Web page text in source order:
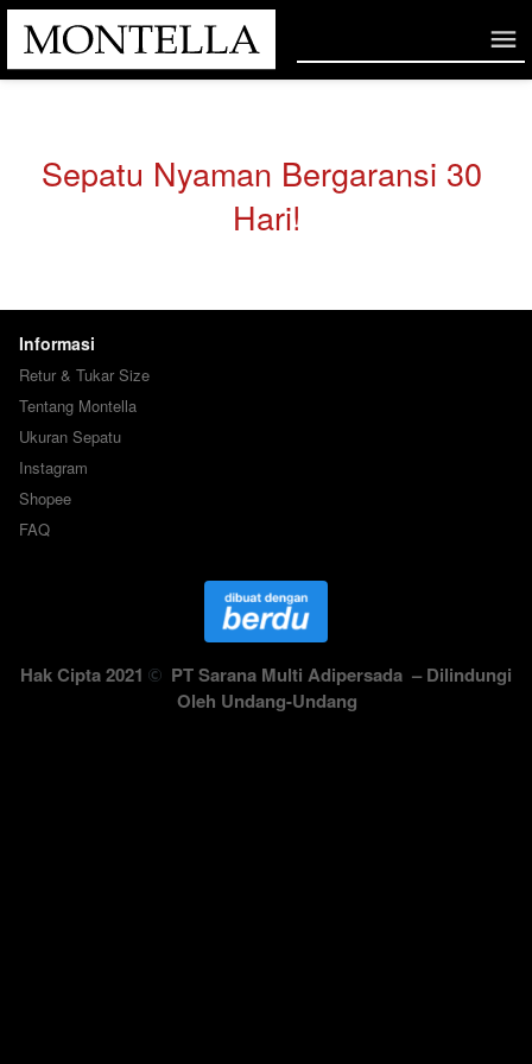
Sepatu Nyaman Bergaransi 30
Hari!
Informasi
Retur & Tukar Size
Tentang Montella
Ukuran Sepatu
Instagram
Shopee
FAQ
Hak Cipta 2021 PT Sarana Multi Adipersada – Dilindungi
Oleh Undang-Undang